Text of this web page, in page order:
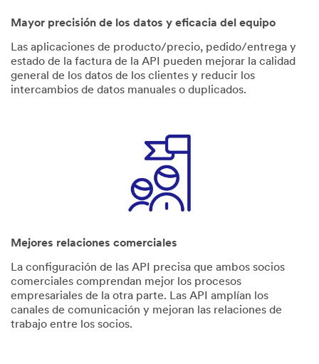
Mayor precisión de los datos y eficacia del equipo
Las aplicaciones de producto/precio, pedido/entrega y
estado de la factura de la API pueden mejorar la calidad
general de los datos de los clientes y reducir los
intercambios de datos manuales o duplicados.
Mejores relaciones comerciales
La configuración de las API precisa que ambos socios
comerciales comprendan mejor los procesos
empresariales de la otra parte. Las API amplían los
canales de comunicación y mejoran las relaciones de
trabajo entre los socios.